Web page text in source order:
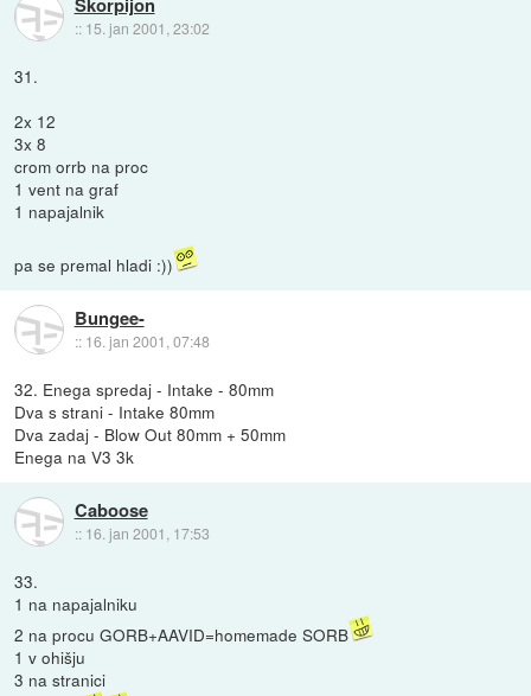
:: 15. jan 2001, 23:02
31.
2x 12
3x 8
crom orrb na proc
1 vent na graf
1 napajalnik
pa se premal hladi :))
Bungee-
:: 16. jan 2001, 07:48
32. Enega spredaj - Intake - 80mm
Dva s strani - Intake 80mm
Dva zadaj - Blow Out 80mm + 50mm
Enega na V3 3k
Caboose
:: 16. jan 2001, 17:53
33.
1 na napajalniku
2 na procu GORB+AAVID=homemade SORB
1 v ohišju
3 na stranici